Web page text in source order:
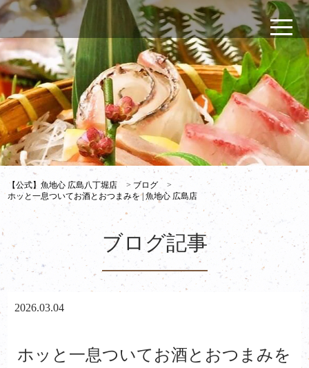
【公式】魚地心 広島八丁堀店 > ブログ
>
ホッと一息ついてお酒とおつまみを | 魚地心 広島店
ブログ記事
2026.03.04
ホッと一息ついてお酒とおつまみを